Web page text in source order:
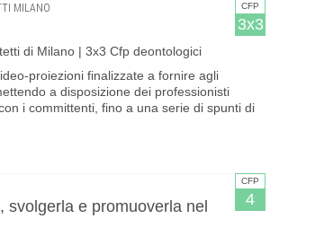
CFP
3x3
MILANO
di Milano | 3x3 Cfp deontologici
proiezioni finalizzate a fornire agli
a disposizione dei professionisti
i committenti, fino a una serie di spunti di
CFP
4
e promuoverla nel